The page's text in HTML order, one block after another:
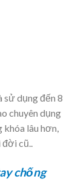
sử dụng đến 8
chuyên dụng
lâu hơn,
cũ..
chống